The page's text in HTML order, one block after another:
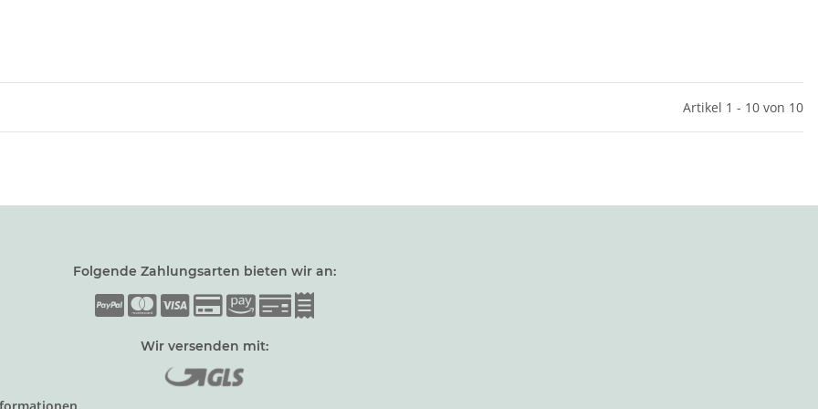
Artikel 1 - 10 von 10
Folgende Zahlungsarten bieten wir an:
Wir versenden mit: